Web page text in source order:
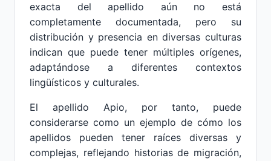
exacta del apellido aún no está
completamente documentada, pero su
distribución y presencia en diversas culturas
indican que puede tener múltiples orígenes,
adaptándose a diferentes contextos
lingüísticos y culturales.
El apellido Apio, por tanto, puede
considerarse como un ejemplo de cómo los
apellidos pueden tener raíces diversas y
complejas, reflejando historias de migración,